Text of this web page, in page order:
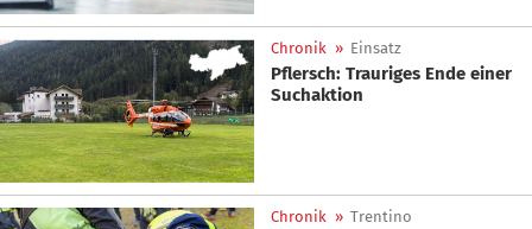
Chronik » Einsatz
Pflersch: Trauriges Ende einer
Suchaktion
Chronik » Trentino